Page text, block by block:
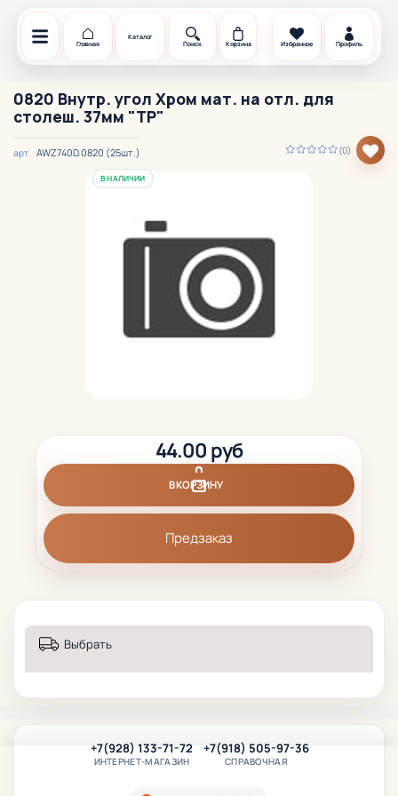
Главная
Каталог
Поиск
Корзина Избранное Профиль
0820 Внутр. угол Хром мат. на отл. для
столеш. 37мм "TP"
(0)
арт. AWZ740D.0820 (25шт.)
В НАЛИЧИИ
44.00 руб
В КОРЗИНУ
Предзаказ
Выбрать
+7(928) 133-71-72
ИНТЕРНЕТ-МАГАЗИН
+7(918) 505-97-36
СПРАВОЧНАЯ